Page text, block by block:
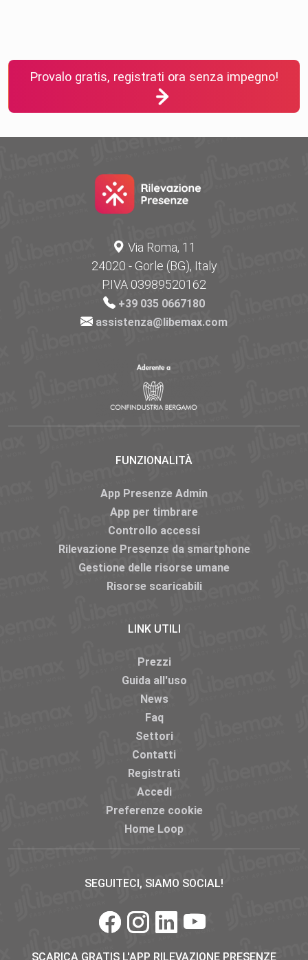
Provalo gratis, registrati ora senza impegno!
Via Roma, 11
24020 - Gorle (BG), Italy
P.IVA 03989520162
+39 035 0667180
assistenza@libemax.com
FUNZIONALITÀ
App Presenze Admin
App per timbrare
Controllo accessi
Rilevazione Presenze da smartphone
Gestione delle risorse umane
Risorse scaricabili
LINK UTILI
Prezzi
Guida all'uso
News
Faq
Settori
Contatti
Registrati
Accedi
Preferenze cookie
Home Loop
SEGUITECI, SIAMO SOCIAL!
SCARICA GRATIS L'APP RILEVAZIONE PRESENZE